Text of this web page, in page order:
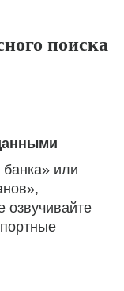
поиска
или
озвучивайте